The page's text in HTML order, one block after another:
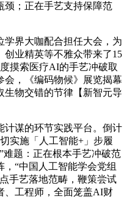
颈；正在手艺支持保障范
界大咖配合担任大会，为
业精英等不雅众带来了15
摸索医疗AI的手艺冲破取
会，《编码物候》展览揭幕
生物交错的节律【新智元导
谋的环节实践平台。倒计
实施「人工智能+」步履
难题：正在根本手艺冲破范
“中国人工智能学会党组
手艺落地范畴，鞭策尝试
、工程师，全面笼盖AI财